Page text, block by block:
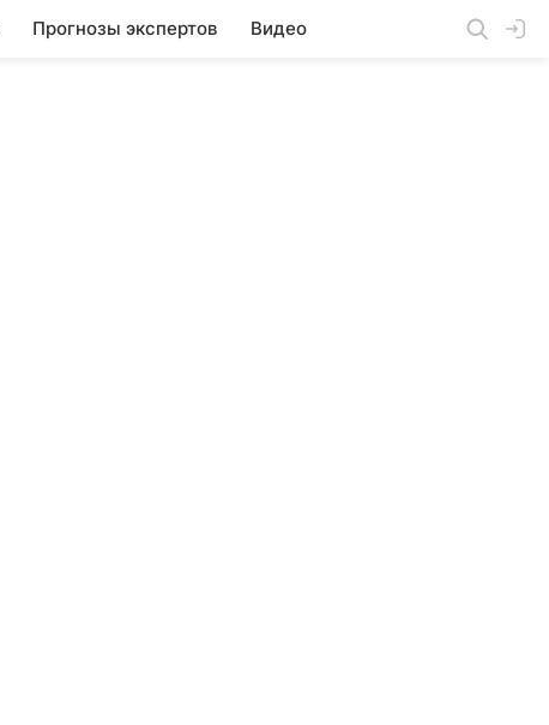
Прогнозы экспертов Видео